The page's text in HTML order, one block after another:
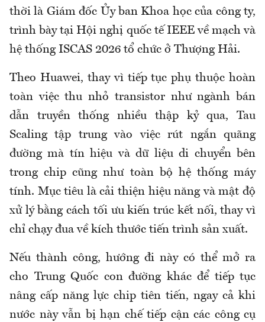
thời là Giám đốc Ủy ban Khoa học của công ty,
trình bày tại Hội nghị quốc tế IEEE về mạch và
hệ thống ISCAS 2026 tổ chức ở Thượng Hải.
Theo Huawei, thay vì tiếp tục phụ thuộc hoàn
toàn việc thu nhỏ transistor như ngành bán
dẫn truyền thống nhiều thập kỷ qua, Tau
Scaling tập trung vào việc rút ngắn quãng
đường mà tín hiệu và dữ liệu di chuyển bên
trong chip cũng như toàn bộ hệ thống máy
tính. Mục tiêu là cải thiện hiệu năng và mật độ
xử lý bằng cách tối ưu kiến trúc kết nối, thay vì
chỉ chạy đua về kích thước tiến trình sản xuất.
Nếu thành công, hướng đi này có thể mở ra
cho Trung Quốc con đường khác để tiếp tục
nâng cấp năng lực chip tiên tiến, ngay cả khi
nước này vẫn bị hạn chế tiếp cận các công cụ